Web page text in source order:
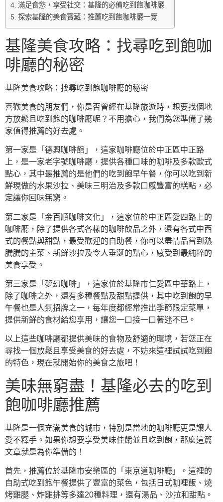
滿足食慾，享受社交：基隆的必備吃到飽咖啡廳
探索基隆的美食寶藏：推薦吃到飽咖啡廳一覽
基隆美食攻略：找尋吃到飽咖
啡廳的秘密
基隆美食攻略：找尋吃到飽咖啡廳的秘密
喜歡美食的朋友們，你是否曾經在基隆旅遊時，想要找個地
方放鬆且吃到飽的咖啡廳呢？不用擔心，我們為您準備了幾
家值得推薦的好去處。
第一家是「德興咖啡館」，這家咖啡廳位於中正區中正路
上，是一家老字號咖啡廳，提供各種口味的咖啡及多款歐式
點心，其中最推薦的是他們的吃到飽早午餐，你可以吃到新
鮮現做的水果沙拉、美味三明治及多款口感豐富的糕點，必
定讓你回味無窮。
第二家是「金百順咖啡文化」，這家位於中正區愛四路上的
咖啡廳，除了提供各式各樣的咖啡飲品之外，還有各式中西
式的餐點與甜點，最受歡迎的自助餐，你可以盡情品嘗到熱
騰騰的主菜、新鮮沙拉及令人垂涎的點心，感受到最純粹的
美食享受。
第三家是「夢幻咖啡」，這家位於基隆市仁愛區中華路上，
除了咖啡之外，還有多種餐點及甜點提供，其中吃到飽的早
午餐也是人氣招牌之一，每年度都經常推出季節限定菜單，
提供新鮮的食材給您享用，讓您一口接一口著迷不已。
以上這些咖啡廳都提供美味的食物及舒適的環境，若您正在
尋找一個放鬆且享受美食的好去處，不妨來這裡試試吃到飽
的特色，現在就開始你的美食之旅吧！
美味無窮盡！基隆必去的吃到
飽咖啡廳推薦
基隆是一個充滿美食的城市，特別是當地的咖啡廳更是讓人
愛不釋手。如果你想要享受美味佳餚並且吃到飽，那麼這篇
文章就是為你準備的！
首先，推薦位於基隆市安樂區的「東京道咖啡廳」。這裡的
自助式吃到飽午餐提供了豐富的菜色，包括日式咖哩飯、燒
烤雞腿、炸雞排等多達20種料理，還有湯品、沙拉和甜點。